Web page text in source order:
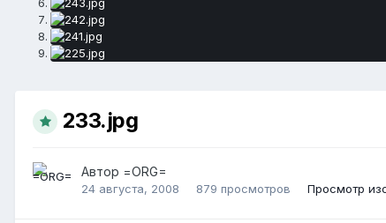
233.jpg
Автор =ORG=
24 августа, 2008 879 просмотров Просмотр